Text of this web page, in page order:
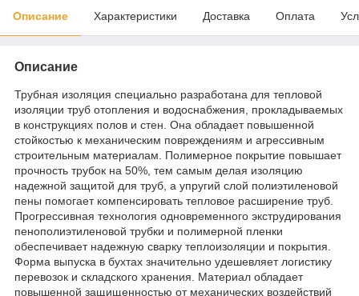
Описание Характеристики Доставка Оплата
Описание
Трубная изоляция специально разработана для тепловой
изоляции труб отопления и водоснабжения, прокладываемых
в конструкциях полов и стен. Она обладает повышенной
стойкостью к механическим повреждениям и агрессивным
строительным материалам. Полимерное покрытие повышает
прочность трубок на 50%, тем самым делая изоляцию
надежной защитой для труб, а упругий слой полиэтиленовой
пены помогает компенсировать тепловое расширение труб.
Прогрессивная технология одновременного экструдирования
пенополиэтиленовой трубки и полимерной пленки
обеспечивает надежную сварку теплоизоляции и покрытия.
Форма выпуска в бухтах значительно удешевляет логистику
перевозок и складского хранения. Материал обладает
повышенной защищенностью от механических воздействий